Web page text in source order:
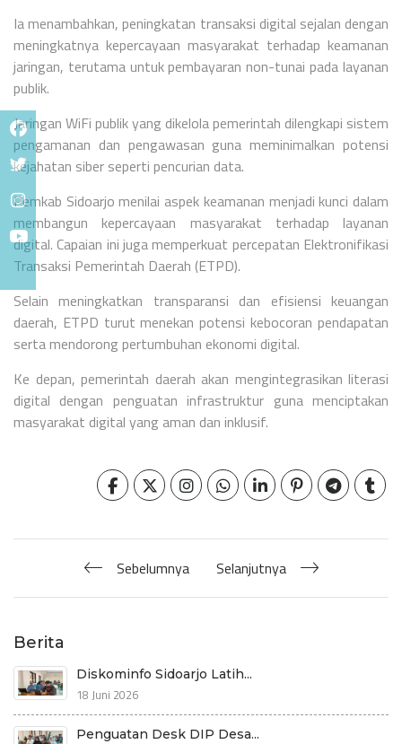
Ia menambahkan, peningkatan transaksi digital sejalan dengan
meningkatnya kepercayaan masyarakat terhadap keamanan
jaringan, terutama untuk pembayaran non-tunai pada layanan
publik.
Jaringan WiFi publik yang dikelola pemerintah dilengkapi sistem
pengamanan dan pengawasan guna meminimalkan potensi
kejahatan siber seperti pencurian data.
Pemkab Sidoarjo menilai aspek keamanan menjadi kunci dalam
membangun kepercayaan masyarakat terhadap layanan
digital. Capaian ini juga memperkuat percepatan Elektronifikasi
Transaksi Pemerintah Daerah (ETPD).
Selain meningkatkan transparansi dan efisiensi keuangan
daerah, ETPD turut menekan potensi kebocoran pendapatan
serta mendorong pertumbuhan ekonomi digital.
Ke depan, pemerintah daerah akan mengintegrasikan literasi
digital dengan penguatan infrastruktur guna menciptakan
masyarakat digital yang aman dan inklusif.
Sebelumnya Selanjutnya
Berita
Diskominfo Sidoarjo Latih...
18 Juni 2026
Penguatan Desk DIP Desa...